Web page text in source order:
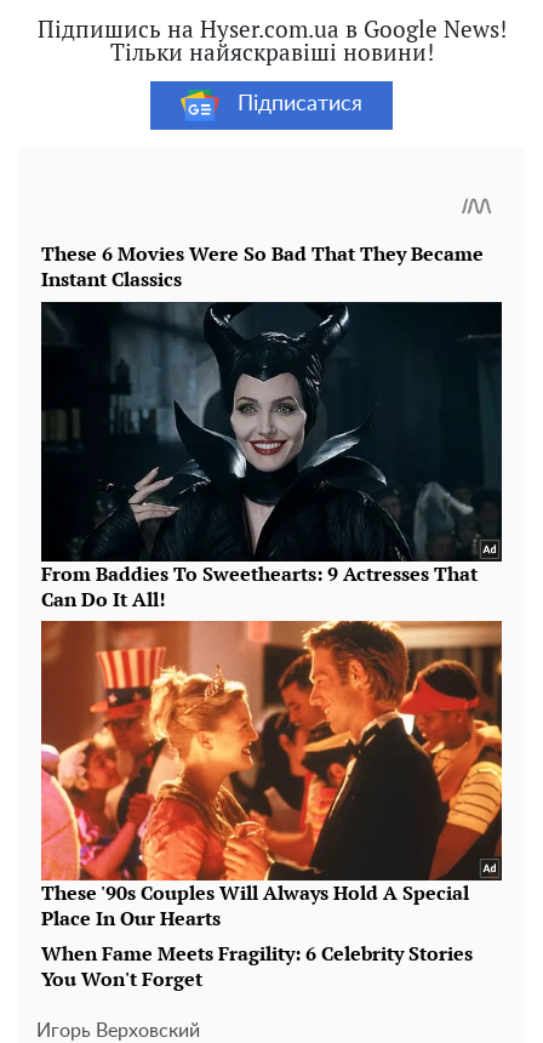
Підпишись на Hyser.com.ua в Google News!
Тільки найяскравіші новини!
Підписатися
Игорь Верховский